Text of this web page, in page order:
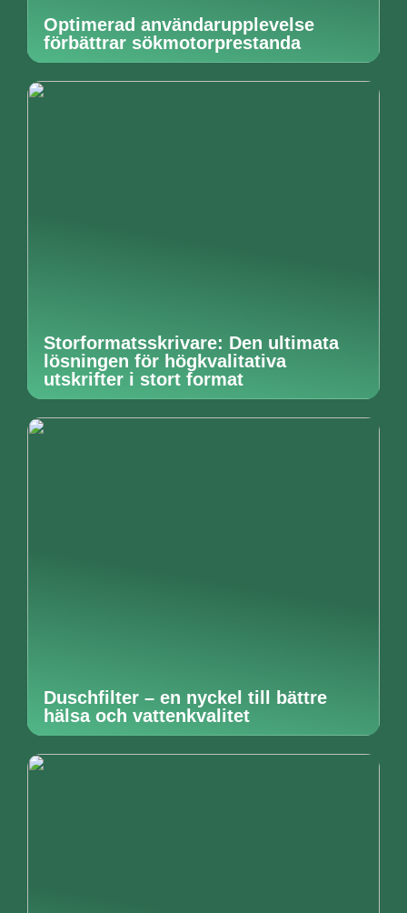
Optimerad användarupplevelse
förbättrar sökmotorprestanda
Storformatsskrivare: Den ultimata
lösningen för högkvalitativa
utskrifter i stort format
Duschfilter – en nyckel till bättre
hälsa och vattenkvalitet